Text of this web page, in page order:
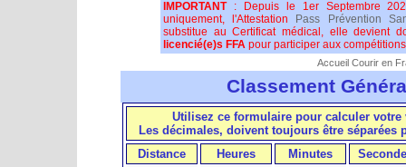
IMPORTANT: Depuis le 1er Septembre
uniquement, l'Attestation
Pass Prévention
substitue au Certificat médical, elle devient
licencié(e)s FFA pour participer aux
Accueil Courir en
Classement
Utilisez ce formulaire pour calculer votre
Les décimales, doivent toujours être séparées
Distance
Heures Minutes